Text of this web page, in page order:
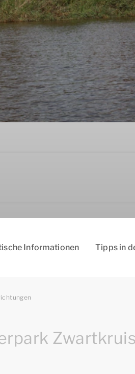
I­nfo­rma­tio­nen Tip­ps ­in
Zwartkruis